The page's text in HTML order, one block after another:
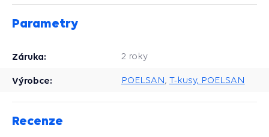
Parametry
Záruka: 2 roky
Výrobce: POELSAN, T-kusy, POELSAN
Recenze